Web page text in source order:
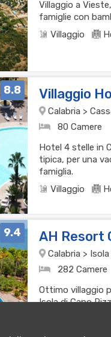
Villaggio a
famiglie con
Villaggio
8.8 Villaggio
Calabria >
80 Camere
Hotel 4 stelle in
tipica, per una
famiglia.
Villaggio
9.4 AH Resort
Calabria >
282 Camere
Ottimo villaggio
Isola di Capo